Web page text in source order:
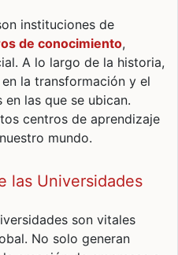
instituciones de
de conocimiento,
A lo largo de la historia,
la transformación y el
las que se ubican.
centros de aprendizaje
mundo.
las Universidades
son vitales
No solo generan